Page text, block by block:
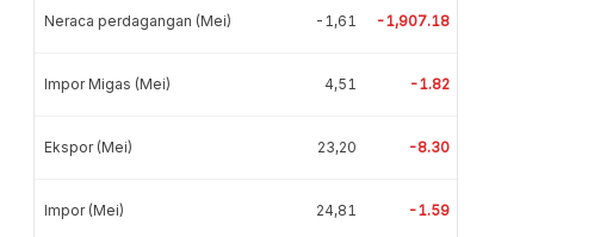
Neraca perdagangan (Mei) -1,61 -1,907.18
Impor Migas (Mei) 4,51 -1.82
Ekspor (Mei) 23,20 -8.30
Impor (Mei) 24,81 -1.59